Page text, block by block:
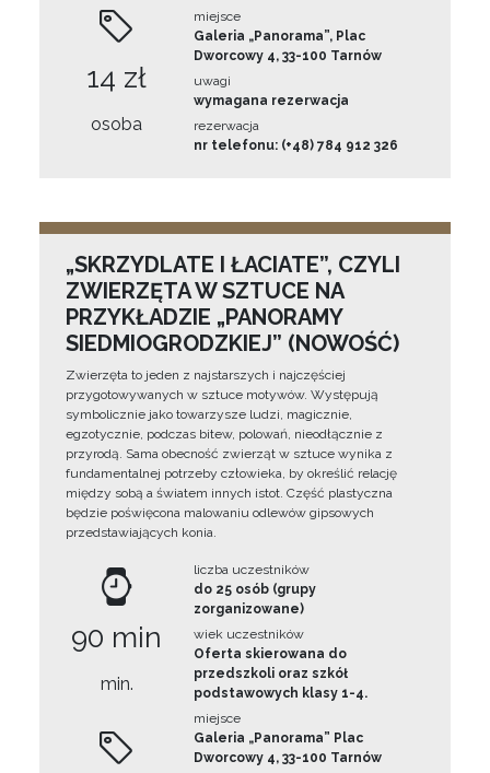
14 zł
osoba
miejsce
Galeria „Panorama”, Plac
Dworcowy 4, 33-100 Tarnów
uwagi
wymagana rezerwacja
rezerwacja
nr telefonu: (+48) 784 912 326
„SKRZYDLATE I ŁACIATE”, CZYLI
ZWIERZĘTA W SZTUCE NA
PRZYKŁADZIE „PANORAMY
SIEDMIOGRODZKIEJ” (NOWOŚĆ)
Zwierzęta to jeden z najstarszych i najczęściej
przygotowywanych w sztuce motywów. Występują
symbolicznie jako towarzysze ludzi, magicznie,
egzotycznie, podczas bitew, polowań, nieodłącznie z
przyrodą. Sama obecność zwierząt w sztuce wynika z
fundamentalnej potrzeby człowieka, by określić relację
między sobą a światem innych istot. Część plastyczna
będzie poświęcona malowaniu odlewów gipsowych
przedstawiających konia.
90 min
min.
liczba uczestników
do 25 osób (grupy
zorganizowane)
wiek uczestników
Oferta skierowana do
przedszkoli oraz szkół
podstawowych klasy 1-4.
miejsce
Galeria „Panorama” Plac
Dworcowy 4, 33-100 Tarnów